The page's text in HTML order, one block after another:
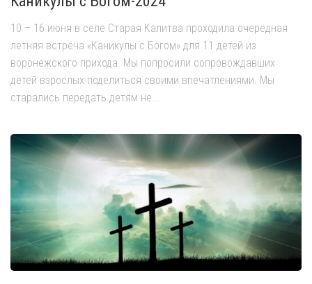
10 – 16 июня в селе Старая Калитва проходила очередная
летняя встреча «Каникулы с Богом» для 11 детей из
воронежского прихода. Мы попросили сопровождавших
детей взрослых поделиться своими впечатлениями. Мы
старались передать детям не...